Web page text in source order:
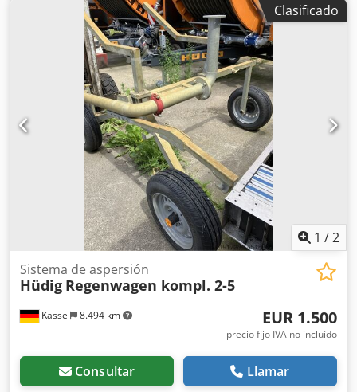
Clasificado
1 /2
Kassel 8.494 km
Sistema de aspersión
Hüdig Regenwagen kompl. 2-5
EUR 1.500
precio fijo IVA no incluído
Consultar Llamar